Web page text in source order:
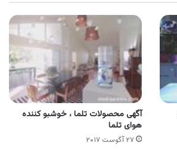
آگهی محصولات تلما ، خوشبو کننده
هوای تلما
۲۷ آگوست ۲۰۱۷